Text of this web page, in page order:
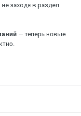
заходя в раздел
— теперь новые